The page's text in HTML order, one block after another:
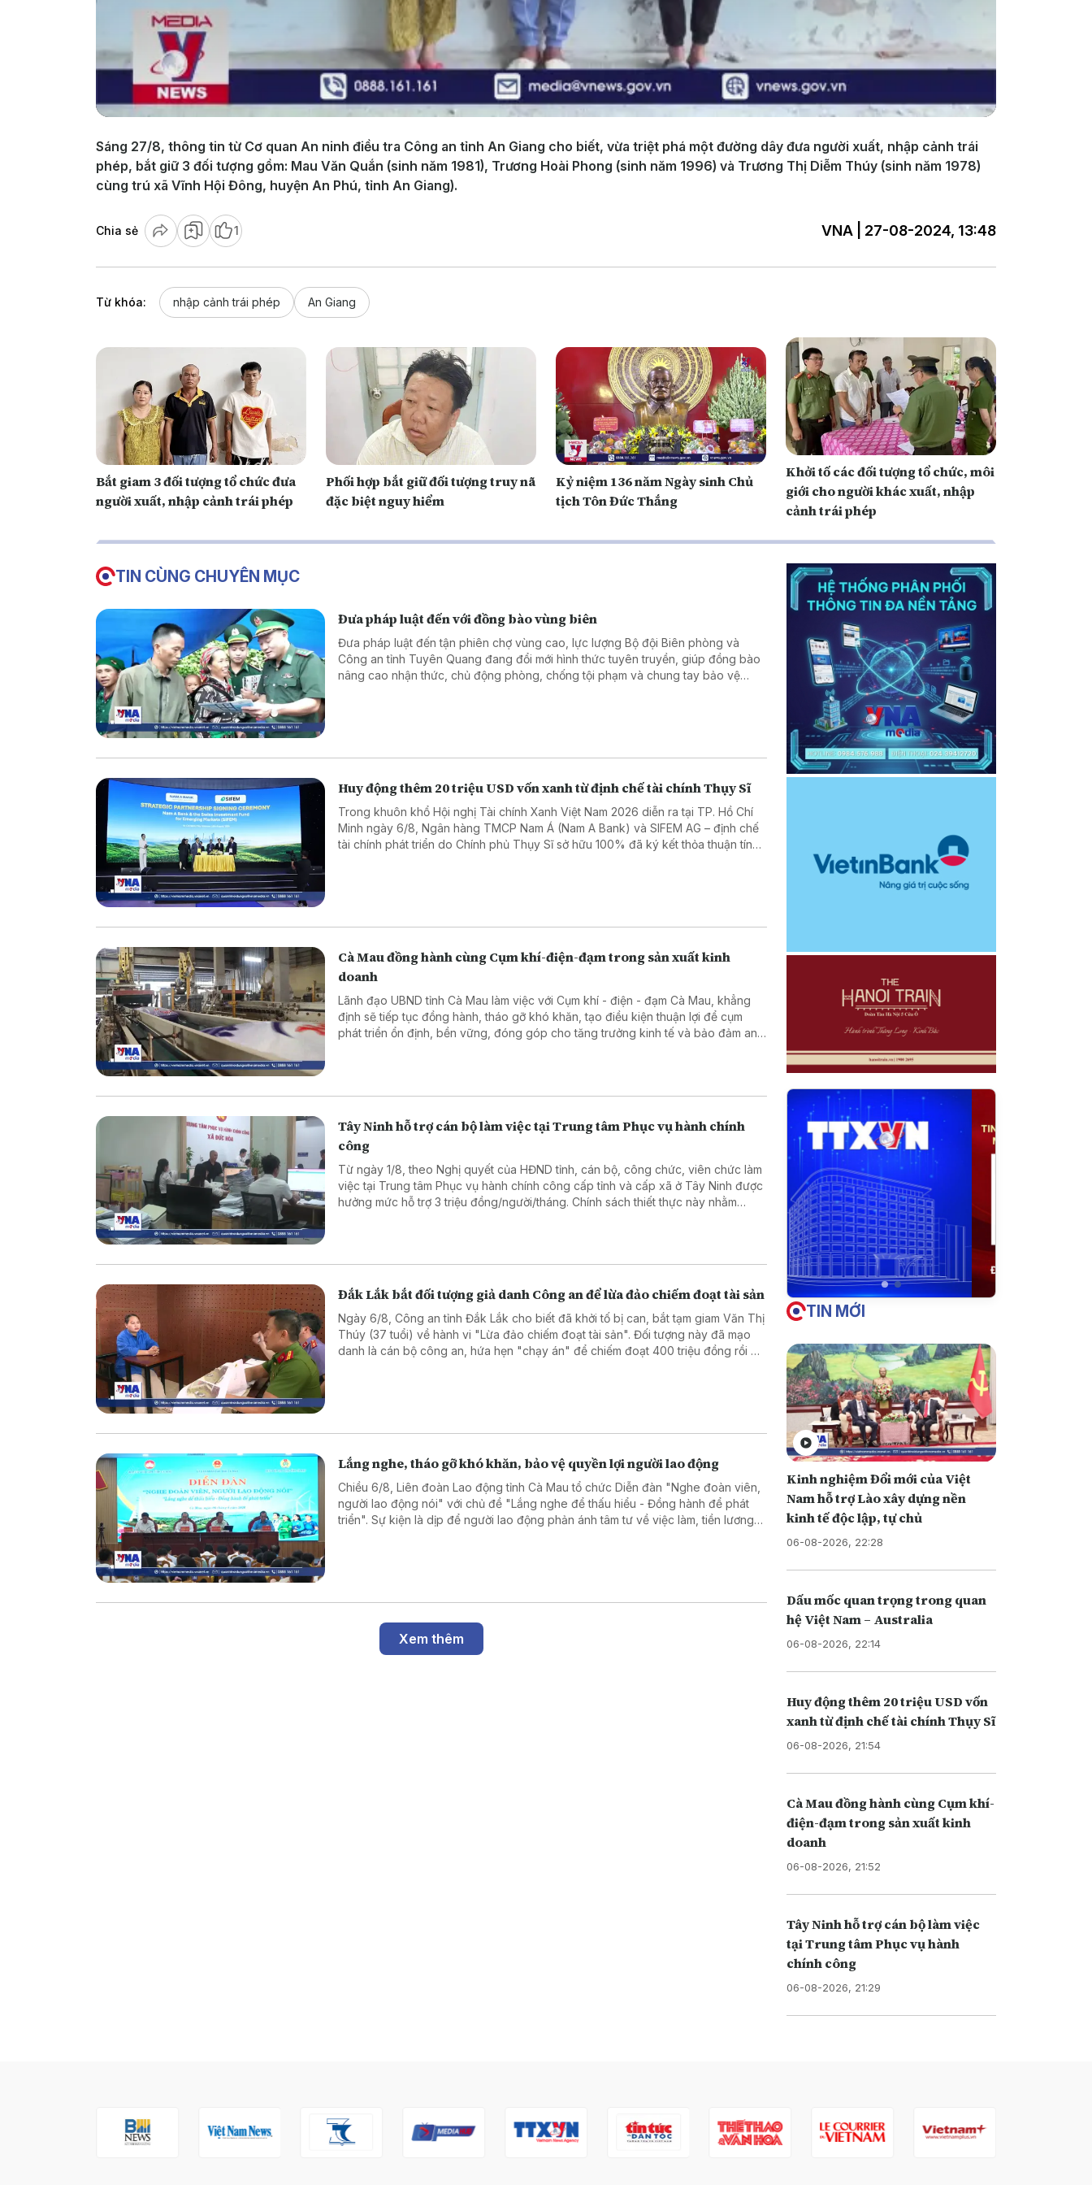
Sáng 27/8, thông tin từ Cơ quan An ninh điều tra Công an tỉnh An Giang cho biết, vừa triệt phá một đường dây đưa người xuất, nhập cảnh trái
phép, bắt giữ 3 đối tượng gồm: Mau Văn Quắn (sinh năm 1981), Trương Hoài Phong (sinh năm 1996) và Trương Thị Diễm Thúy (sinh năm 1978)
cùng trú xã Vĩnh Hội Đông, huyện An Phú, tỉnh An Giang).
Chia sẻ 1 VNA | 27-08-2024, 13:48
Từ khóa: nhập cảnh trái phép An Giang
Bắt giam 3 đối tượng tổ chức đưa
người xuất, nhập cảnh trái phép
Phối hợp bắt giữ đối tượng truy nã
đặc biệt nguy hiểm
Kỷ niệm 136 năm Ngày sinh Chủ
tịch Tôn Đức Thắng
Khởi tố các đối tượng tổ chức, môi
giới cho người khác xuất, nhập
cảnh trái phép
TIN CÙNG CHUYÊN MỤC
Đưa pháp luật đến với đồng bào vùng biên
Đưa pháp luật đến tận phiên chợ vùng cao, lực lượng Bộ đội Biên phòng và
Công an tỉnh Tuyên Quang đang đổi mới hình thức tuyên truyền, giúp đồng bào
nâng cao nhận thức, chủ động phòng, chống tội phạm và chung tay bảo vệ
Huy động thêm 20 triệu USD vốn xanh từ định chế tài chính Thụy Sĩ
Trong khuôn khổ Hội nghị Tài chính Xanh Việt Nam 2026 diễn ra tại TP. Hồ Chí
Minh ngày 6/8, Ngân hàng TMCP Nam Á (Nam A Bank) và SIFEM AG – định chế
tài chính phát triển do Chính phủ Thụy Sĩ sở hữu 100% đã ký kết thỏa thuận tín
Cà Mau đồng hành cùng Cụm khí-điện-đạm trong sản xuất kinh
doanh
Lãnh đạo UBND tỉnh Cà Mau làm việc với Cụm khí - điện - đạm Cà Mau, khẳng
định sẽ tiếp tục đồng hành, tháo gỡ khó khăn, tạo điều kiện thuận lợi để cụm
phát triển ổn định, bền vững, đóng góp cho tăng trưởng kinh tế và bảo đảm an
Tây Ninh hỗ trợ cán bộ làm việc tại Trung tâm Phục vụ hành chính
công
Từ ngày 1/8, theo Nghị quyết của HĐND tỉnh, cán bộ, công chức, viên chức làm
việc tại Trung tâm Phục vụ hành chính công cấp tỉnh và cấp xã ở Tây Ninh được
hưởng mức hỗ trợ 3 triệu đồng/người/tháng. Chính sách thiết thực này nhằm
Đắk Lắk bắt đối tượng giả danh Công an để lừa đảo chiếm đoạt tài sản
Ngày 6/8, Công an tỉnh Đắk Lắk cho biết đã khởi tố bị can, bắt tạm giam Văn Thị
Thúy (37 tuổi) về hành vi "Lừa đảo chiếm đoạt tài sản". Đối tượng này đã mạo
danh là cán bộ công an, hứa hẹn "chạy án" để chiếm đoạt 400 triệu đồng rồi bỏ
Lắng nghe, tháo gỡ khó khăn, bảo vệ quyền lợi người lao động
Chiều 6/8, Liên đoàn Lao động tỉnh Cà Mau tổ chức Diễn đàn "Nghe đoàn viên,
người lao động nói" với chủ đề "Lắng nghe để thấu hiểu - Đồng hành để phát
triển". Sự kiện là dịp để người lao động phản ánh tâm tư về việc làm, tiền lương
Xem thêm
TIN MỚI
Kinh nghiệm Đổi mới của Việt
Nam hỗ trợ Lào xây dựng nền
kinh tế độc lập, tự chủ
06-08-2026, 22:28
Dấu mốc quan trọng trong quan
hệ Việt Nam – Australia
06-08-2026, 22:14
Huy động thêm 20 triệu USD vốn
xanh từ định chế tài chính Thụy Sĩ
06-08-2026, 21:54
Cà Mau đồng hành cùng Cụm khí-
điện-đạm trong sản xuất kinh
doanh
06-08-2026, 21:52
Tây Ninh hỗ trợ cán bộ làm việc
tại Trung tâm Phục vụ hành
chính công
06-08-2026, 21:29